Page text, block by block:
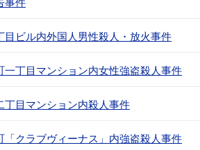
事件
目ビル内外国人男性殺人・放火事件
一丁目マンション内女性強盗殺人事件
丁目マンション内殺人事件
「クラブヴィーナス」内強盗殺人事件